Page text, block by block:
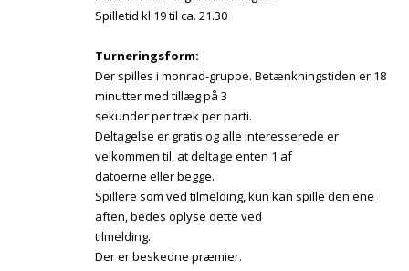
Spilletid kl.19 til ca. 21.30
Turneringsform:
Der spilles i monrad-gruppe. Betænkningstiden er 18
minutter med tillæg på 3
sekunder per træk per parti.
Deltagelse er gratis og alle interesserede er
velkommen til, at deltage enten 1 af
datoerne eller begge.
Spillere som ved tilmelding, kun kan spille den ene
aften, bedes oplyse dette ved
tilmelding.
Der er beskedne præmier.